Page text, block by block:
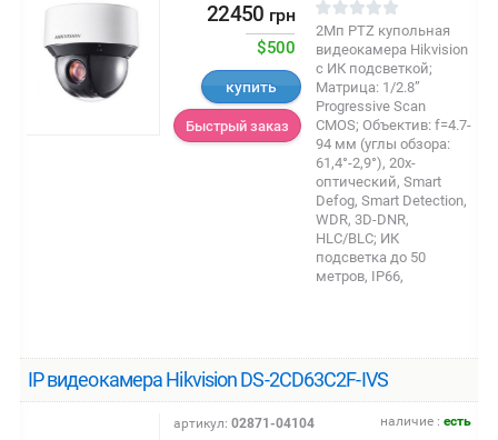
22450 грн
$500
купить
Быстрый заказ
2Мп PTZ купольная
видеокамера Hikvision
с ИК подсветкой;
Матрица: 1/2.8”
Progressive Scan
CMOS; Объектив: f=4.7-
94 мм (углы обзора:
61,4°-2,9°), 20x-
оптический, Smart
Defog, Smart Detection,
WDR, 3D-DNR,
HLC/BLC; ИК
подсветка до 50
метров, IP66,
IP видеокамера Hikvision DS-2CD63C2F-IVS
наличие :есть
артикул: 02871-04104